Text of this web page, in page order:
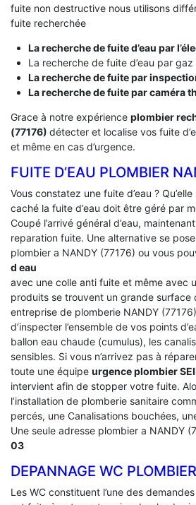
fuite non destructive nous utilisons
fuite recherchée
La recherche de fuite d’eau par
La recherche de fuite d’eau par
La recherche de fuite par
La recherche de fuite par caméra
Grace à notre expérience plombier
(77176) détecter et localise vos fuite
et même en cas d’urgence.
FUITE D’EAU PLOMBIER
Vous constatez une fuite d’eau ?
caché la fuite d’eau doit être géré par
Coupé l’arrivé général d’eau,
reparation fuite. Une alternative se
plombier a NANDY (77176) ou vous
d eau
avec une colle anti fuite et même avec
produits se trouvent un grande surface
entreprise de plomberie NANDY
d’inspecter l’ensemble de vos points
ballon eau chaude (cumulus), les
sensibles. Si vous n’arrivez pas à
toute une équipe urgence plombier
intervient afin de stopper votre fuite.
l’installation de plomberie sanitaire
percés, une Canalisations bouchées,
Une seule adresse plombier a NANDY
03
DEPANNAGE WC
Les WC constituent l’une des